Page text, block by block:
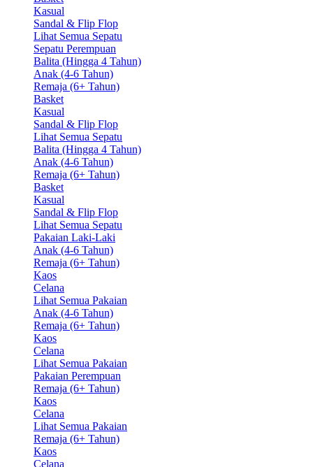
Kasual
Sandal & Flip Flop
Lihat Semua Sepatu
Sepatu Perempuan
Balita (Hingga 4 Tahun)
Anak (4-6 Tahun)
Remaja (6+ Tahun)
Basket
Kasual
Sandal & Flip Flop
Lihat Semua Sepatu
Balita (Hingga 4 Tahun)
Anak (4-6 Tahun)
Remaja (6+ Tahun)
Basket
Kasual
Sandal & Flip Flop
Lihat Semua Sepatu
Pakaian Laki-Laki
Anak (4-6 Tahun)
Remaja (6+ Tahun)
Kaos
Celana
Lihat Semua Pakaian
Anak (4-6 Tahun)
Remaja (6+ Tahun)
Kaos
Celana
Lihat Semua Pakaian
Pakaian Perempuan
Remaja (6+ Tahun)
Kaos
Celana
Lihat Semua Pakaian
Remaja (6+ Tahun)
Kaos
Celana